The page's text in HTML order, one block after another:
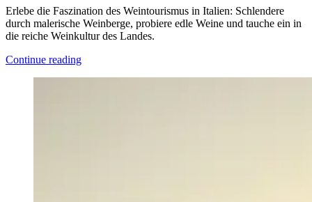
Erlebe die Faszination des Weintourismus in Italien: Schlendere
durch malerische Weinberge, probiere edle Weine und tauche ein in
die reiche Weinkultur des Landes.
Continue reading